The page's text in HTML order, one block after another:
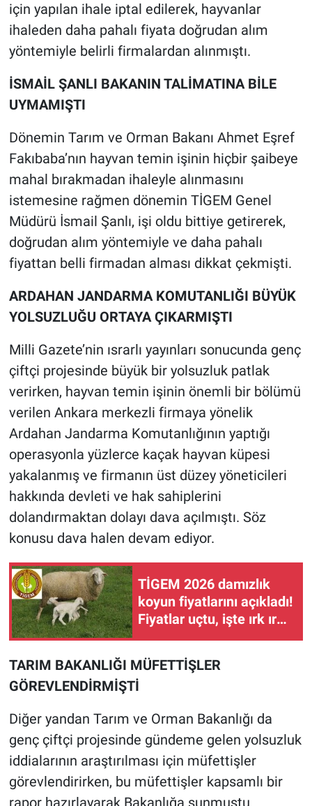
için yapılan ihale iptal edilerek, hayvanlar
ihaleden daha pahalı fiyata doğrudan alım
yöntemiyle belirli firmalardan alınmıştı.
İSMAİL ŞANLI BAKANIN TALİMATINA BİLE
UYMAMIŞTI
Dönemin Tarım ve Orman Bakanı Ahmet Eşref
Fakıbaba’nın hayvan temin işinin hiçbir şaibeye
mahal bırakmadan ihaleyle alınmasını
istemesine rağmen dönemin TİGEM Genel
Müdürü İsmail Şanlı, işi oldu bittiye getirerek,
doğrudan alım yöntemiyle ve daha pahalı
fiyattan belli firmadan alması dikkat çekmişti.
ARDAHAN JANDARMA KOMUTANLIĞI BÜYÜK
YOLSUZLUĞU ORTAYA ÇIKARMIŞTI
Milli Gazete’nin ısrarlı yayınları sonucunda genç
çiftçi projesinde büyük bir yolsuzluk patlak
verirken, hayvan temin işinin önemli bir bölümü
verilen Ankara merkezli firmaya yönelik
Ardahan Jandarma Komutanlığının yaptığı
operasyonla yüzlerce kaçak hayvan küpesi
yakalanmış ve firmanın üst düzey yöneticileri
hakkında devleti ve hak sahiplerini
dolandırmaktan dolayı dava açılmıştı. Söz
konusu dava halen devam ediyor.
TİGEM 2026 damızlık
koyun fiyatlarını açıkladı!
Fiyatlar uçtu, işte ırk ırk
zamlı liste...
TARIM BAKANLIĞI MÜFETTİŞLER
GÖREVLENDİRMİŞTİ
Diğer yandan Tarım ve Orman Bakanlığı da
genç çiftçi projesinde gündeme gelen yolsuzluk
iddialarının araştırılması için müfettişler
görevlendirirken, bu müfettişler kapsamlı bir